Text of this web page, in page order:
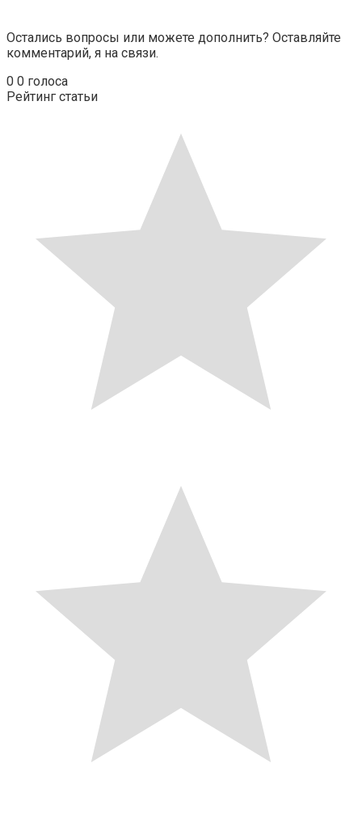
Остались вопросы или можете дополнить? Оставляйте
комментарий, я на связи.
0 0 голоса
Рейтинг статьи